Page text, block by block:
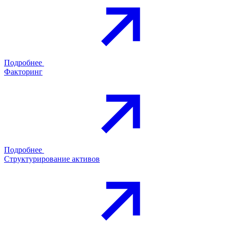
Подробнее
Факторинг
Подробнее
Структурирование активов